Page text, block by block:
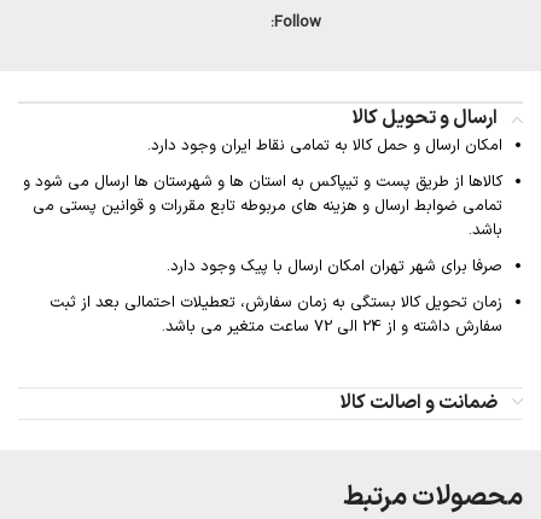
Follow:
ارسال و تحویل کالا
امکان ارسال و حمل کالا به تمامی نقاط ایران وجود دارد.
کالاها از طریق پست و تیپاکس به استان ها و شهرستان ها ارسال می شود و
تمامی ضوابط ارسال و هزینه های مربوطه تابع مقررات و قوانین پستی می
باشد.
صرفا برای شهر تهران امکان ارسال با پیک وجود دارد.
زمان تحویل کالا بستگی به زمان سفارش، تعطیلات احتمالی بعد از ثبت
سفارش داشته و از 24 الی 72 ساعت متغیر می باشد.
ضمانت و اصالت کالا
محصولات مرتبط